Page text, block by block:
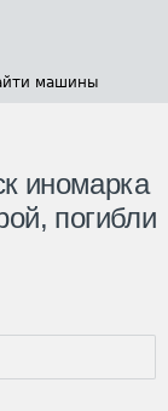
машины
иномарка
погибли